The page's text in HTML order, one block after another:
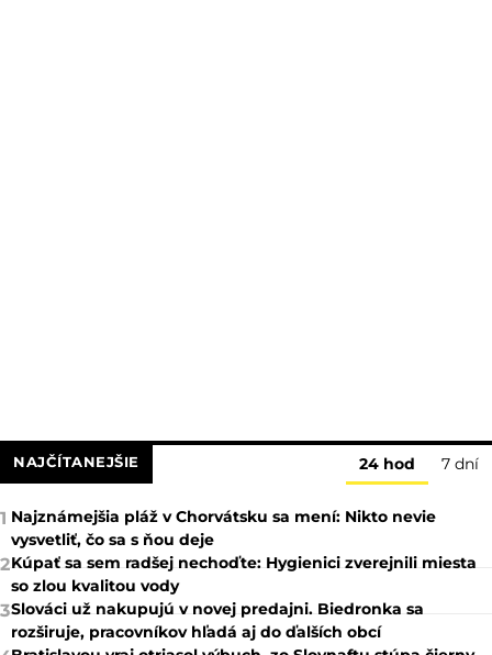
NAJČÍTANEJŠIE 24 hod 7 dní
1 Najznámejšia pláž v Chorvátsku sa mení: Nikto nevie
vysvetliť, čo sa s ňou deje
2Kúpať sa sem radšej nechoďte: Hygienici zverejnili miesta
so zlou kvalitou vody
3Slováci už nakupujú v novej predajni. Biedronka sa
rozširuje, pracovníkov hľadá aj do ďalších obcí